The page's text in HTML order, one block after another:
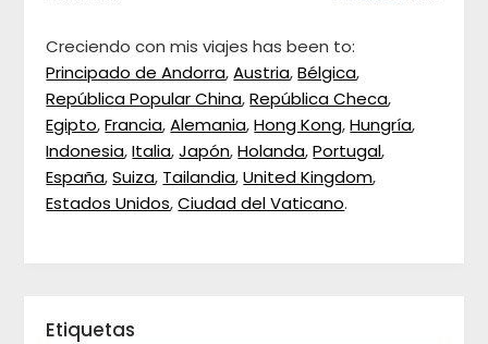
Creciendo con mis viajes has been to:
Principado de Andorra,Austria,Bélgica,
República Popular China,República Checa,
Egipto,Francia,Alemania,Hong Kong,Hungría,
Indonesia,Italia,Japón,Holanda,Portugal,
España,Suiza, Tailandia,United Kingdom,
Estados Unidos,Ciudad del Vaticano.
Etiquetas